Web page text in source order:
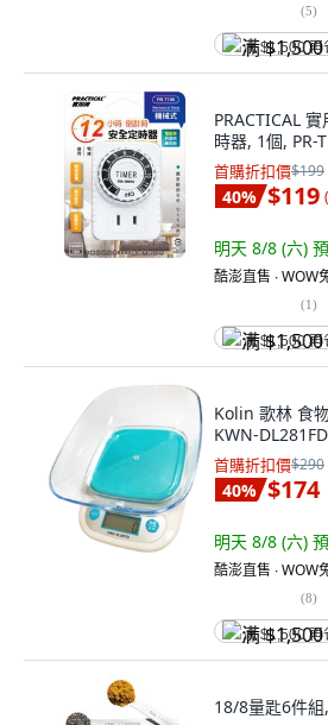
(5)
满 $1,500 再
PRACTICAL
時器, 1個, PR-
首購折扣價$199
40% $119 (
明天 8/8 (六)
酷澎直售 ∙ WOW
(1)
满 $1,500 再
Kolin 歌林 食
KWN-DL281FD
首購折扣價$290
40% $174
明天 8/8 (六)
酷澎直售 ∙ WOW
(8)
满 $1,500 再
18/8量匙6件組